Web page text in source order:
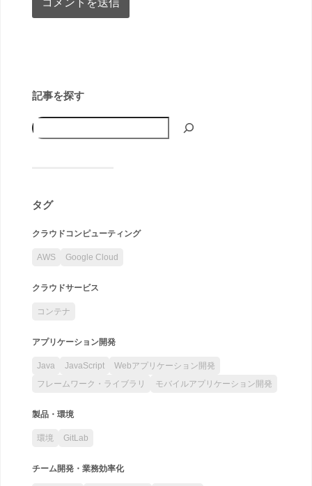
記事を探す
タグ
クラウドコンピューティング
AWS Google Cloud
クラウドサービス
コンテナ
アプリケーション開発
Java JavaScript
Webアプリケーション開発
フレームワーク・ライブラリ
モバイルアプリケーション開発
製品・環境
環境 GitLab
チーム開発・業務効率化